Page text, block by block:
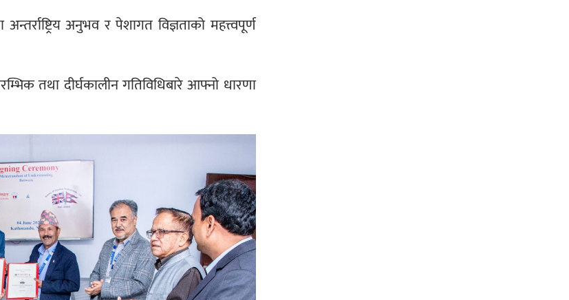
अनुभव र पेशागत विज्ञताको महत्त्वपूर्ण
तथा दीर्घकालीन गतिविधिबारे आफ्नो धारणा